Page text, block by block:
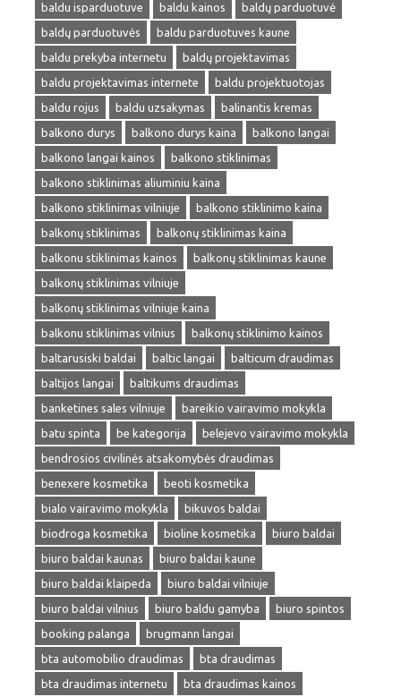
baldu isparduotuve
baldu kainos
baldų parduotuvė
baldų parduotuvės
baldu parduotuves kaune
baldu prekyba internetu
baldų projektavimas
baldu projektavimas internete
baldu projektuotojas
baldu rojus
baldu uzsakymas
balinantis kremas
balkono durys
balkono durys kaina
balkono langai
balkono langai kainos
balkono stiklinimas
balkono stiklinimas aliuminiu kaina
balkono stiklinimas vilniuje
balkono stiklinimo kaina
balkonų stiklinimas
balkonų stiklinimas kaina
balkonu stiklinimas kainos
balkonų stiklinimas kaune
balkonų stiklinimas vilniuje
balkonų stiklinimas vilniuje kaina
balkonu stiklinimas vilnius
balkonų stiklinimo kainos
baltarusiski baldai
baltic langai
balticum draudimas
baltijos langai
baltikums draudimas
banketines sales vilniuje
bareikio vairavimo mokykla
batu spinta
be kategorija
belejevo vairavimo mokykla
bendrosios civilinės atsakomybės draudimas
benexere kosmetika
beoti kosmetika
bialo vairavimo mokykla
bikuvos baldai
biodroga kosmetika
bioline kosmetika
biuro baldai
biuro baldai kaunas
biuro baldai kaune
biuro baldai klaipeda
biuro baldai vilniuje
biuro baldai vilnius
biuro baldu gamyba
biuro spintos
booking palanga
brugmann langai
bta automobilio draudimas
bta draudimas
bta draudimas internetu
bta draudimas kainos